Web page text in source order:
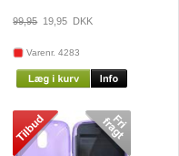
99,95 19,95 DKK
Varenr. 4283